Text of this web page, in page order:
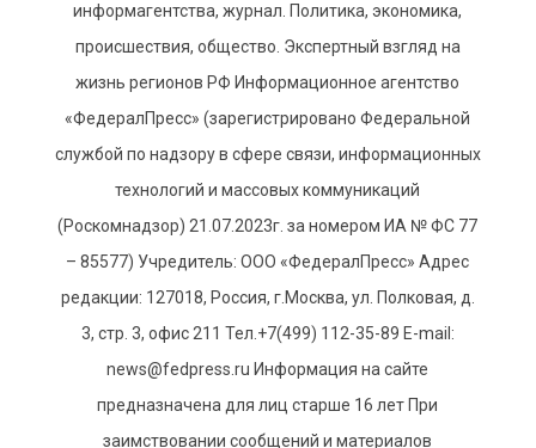
информагентства, журнал. Политика, экономика,
происшествия, общество. Экспертный взгляд на
жизнь регионов РФ Информационное агентство
«ФедералПресс» (зарегистрировано Федеральной
службой по надзору в сфере связи, информационных
технологий и массовых коммуникаций
(Роскомнадзор) 21.07.2023г. за номером ИА № ФС 77
– 85577) Учредитель: ООО «ФедералПресс» Адрес
редакции: 127018, Россия, г.Москва, ул. Полковая, д.
3, стр. 3, офис 211 Тел.+7(499) 112-35-89 E-mail:
news@fedpress.ru Информация на сайте
предназначена для лиц старше 16 лет При
заимствовании сообщений и материалов